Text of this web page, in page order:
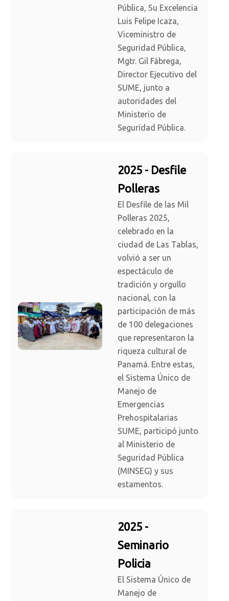
Pública, Su Excelencia
Luis Felipe Icaza,
Viceministro de
Seguridad Pública,
Mgtr. Gil Fábrega,
Director Ejecutivo del
SUME, junto a
autoridades del
Ministerio de
Seguridad Pública.
2025 - Desfile
Polleras
El Desfile de las Mil
Polleras 2025,
celebrado en la
ciudad de Las Tablas,
volvió a ser un
espectáculo de
tradición y orgullo
nacional, con la
participación de más
de 100 delegaciones
que representaron la
riqueza cultural de
Panamá. Entre estas,
el Sistema Único de
Manejo de
Emergencias
Prehospitalarias
SUME, participó junto
al Ministerio de
Seguridad Pública
(MINSEG) y sus
estamentos.
2025 -
Seminario
Policia
El Sistema Único de
Manejo de